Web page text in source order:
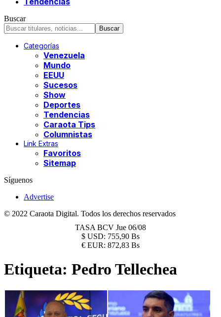
Buscar
Categorías
Venezuela
Mundo
EEUU
Sucesos
Show
Deportes
Tendencias
Caraota Tips
Columnistas
Link Extras
Favoritos
Sitemap
Síguenos
Advertise
© 2022 Caraota Digital. Todos los derechos reservados
TASA BCV Jue 06/08
$ USD: 755,90 Bs
€ EUR: 872,83 Bs
Etiqueta: Pedro Tellechea